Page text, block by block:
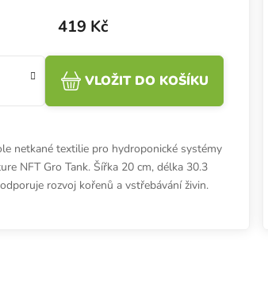
419 Kč
VLOŽIT DO KOŠÍKU
netkané textilie pro hydroponické systémy
NFT Gro Tank. Šířka 20 cm, délka 30.3
rozvoj kořenů a vstřebávání živin.